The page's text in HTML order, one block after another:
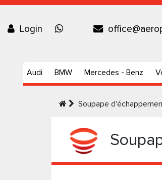
Login
Audi BMW Mercedes - Benz
Soupape